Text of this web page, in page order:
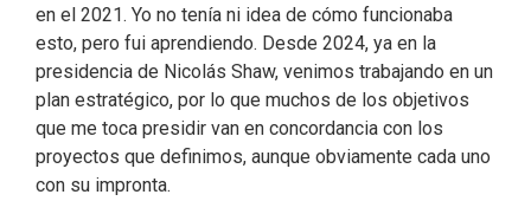
en el 2021. Yo no tenía ni idea de cómo funcionaba
esto, pero fui aprendiendo. Desde 2024, ya en la
presidencia de Nicolás Shaw, venimos trabajando en un
plan estratégico, por lo que muchos de los objetivos
que me toca presidir van en concordancia con los
proyectos que definimos, aunque obviamente cada uno
con su impronta.